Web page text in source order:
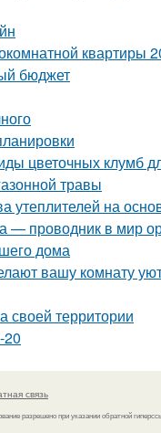
квартиры
бюджет
цветочных клумб
травы
на
проводник в мир
дома
вашу комнату
своей территории
связь
разрешено при указании обратной